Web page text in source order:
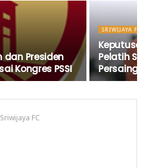
dan Presiden
Kongres PSSI
SRIWIJAYA FC
Pelatih
Sriwijaya FC